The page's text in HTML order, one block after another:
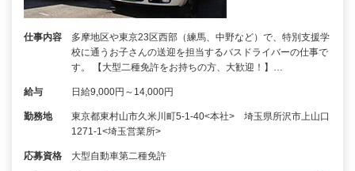
仕事内容
多摩地区や東京23区西部（練馬、中野など）で、特別支援学
校に通うお子さんの送迎を担当するバスドライバーの仕事で
す。 【大型二種免許をお持ちの方、大歓迎！】…
給与 日給9,000円～14,000円
勤務地
東京都東村山市久米川町5-1-40<本社> 埼玉県所沢市上山口
1271-1<埼玉営業所>
応募資格 大型自動車第二種免許